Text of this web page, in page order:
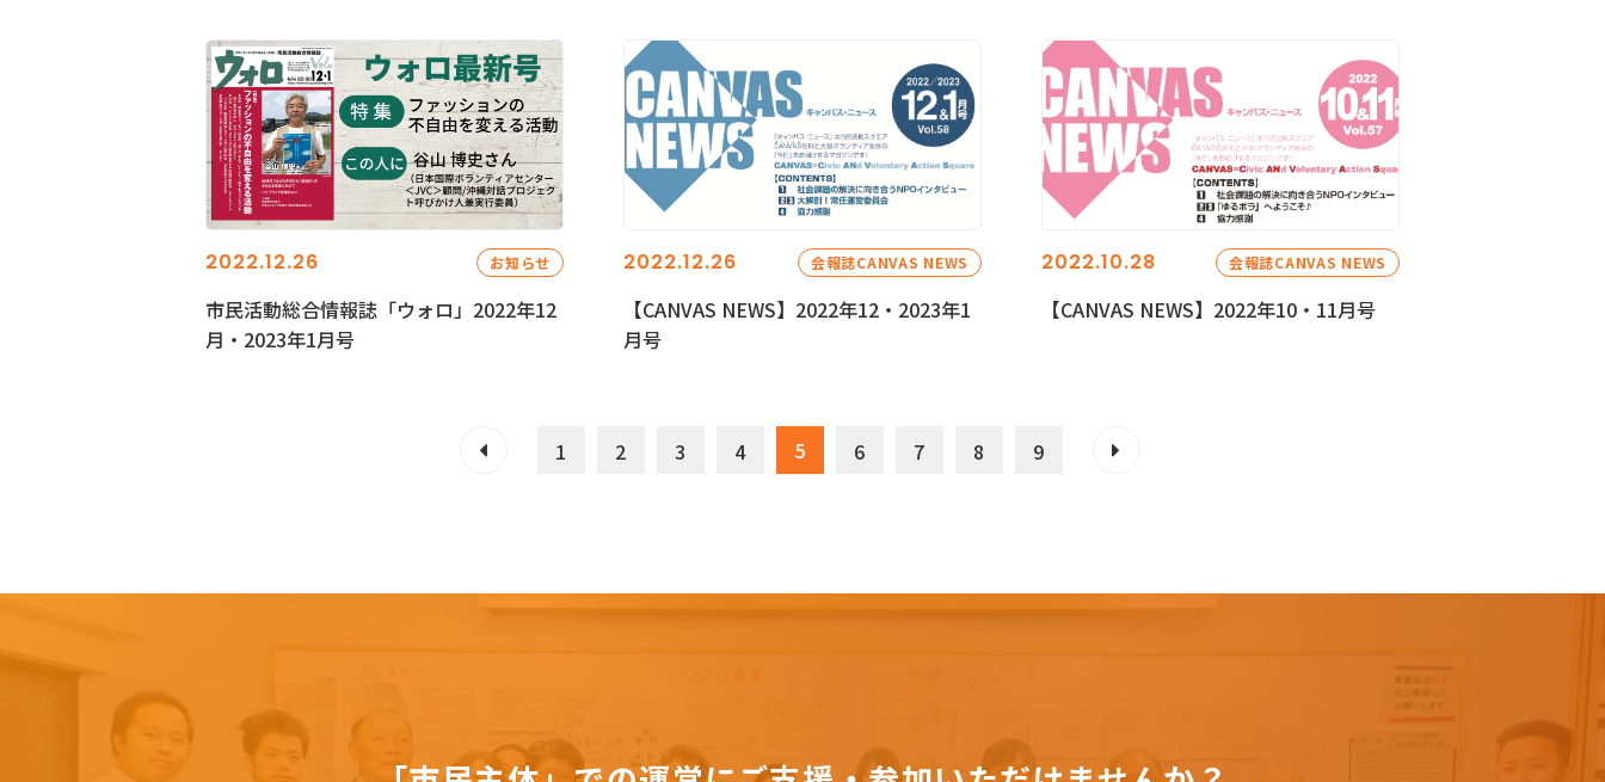
2022.12.26 お知らせ
市民活動総合情報誌「ウォロ」2022年12
月・2023年1月号
2022.12.26 会報誌CANVAS NEWS
【CANVAS NEWS】2022年12・2023年1
月号
2022.10.28 会報誌CANVAS NEWS
【CANVAS NEWS】2022年10・11月号
1 2 3 4 5 6 7 8 9